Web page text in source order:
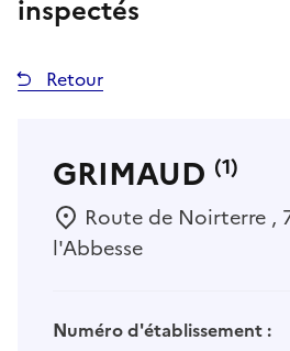
inspectés
Retour
GRIMAUD (1)
Route de Noirterre ,
l'Abbesse
Numéro d'établissement :